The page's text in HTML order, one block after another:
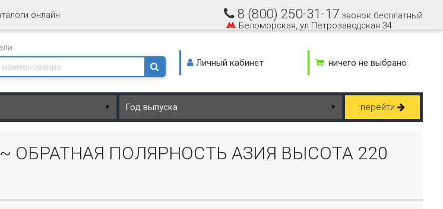
онлайн 8 (800) 250-31-17 звонок бесплатный
Беломорская, ул Петрозаводская 34
Личный кабинет
ничего не выбрано
▼ ▼ перейти
~ ОБРАТНАЯ ПОЛЯРНОСТЬ АЗИЯ ВЫСОТА 220